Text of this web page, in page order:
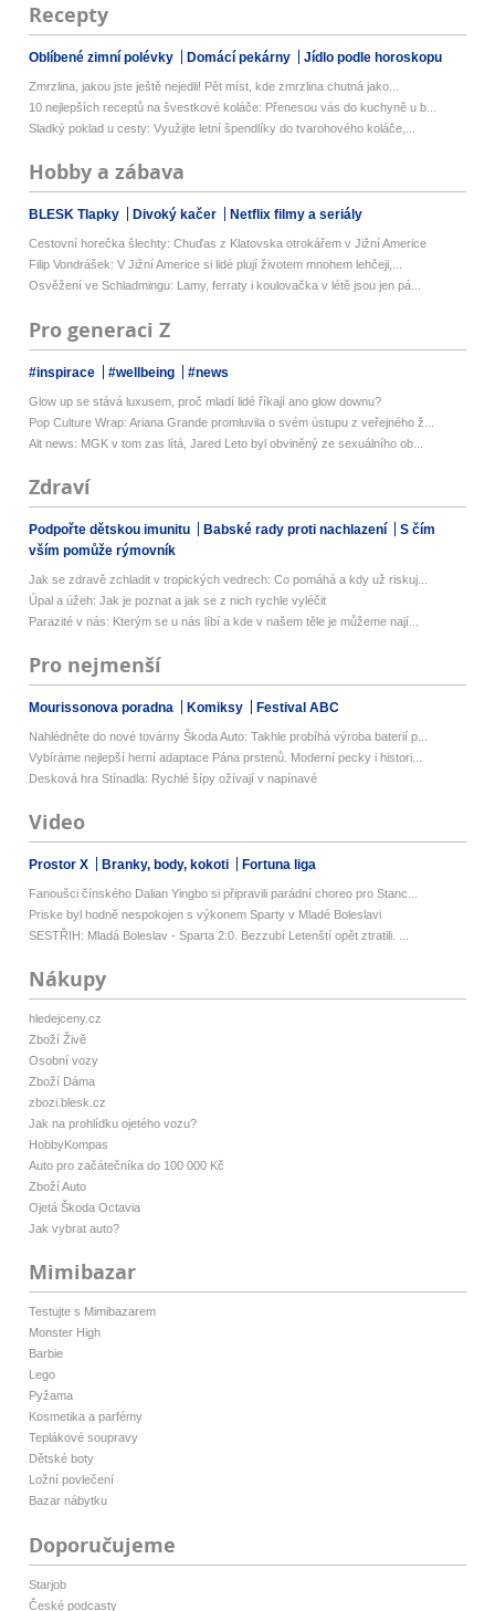
Recepty
Oblíbené zimní polévky Domácí pekárny Jídlo podle horoskopu
Zmrzlina, jakou jste ještě nejedli! Pět míst, kde zmrzlina chutná jako...
10 nejlepších receptů na švestkové koláče: Přenesou vás do kuchyně u b...
Sladký poklad u cesty: Využijte letní špendlíky do tvarohového koláče,...
Hobby a zábava
BLESK Tlapky Divoký kačer Netflix filmy a seriály
Cestovní horečka šlechty: Chuďas z Klatovska otrokářem v Jižní Americe
Filip Vondrášek: V Jižní Americe si lidé plují životem mnohem lehčeji,...
Osvěžení ve Schladmingu: Lamy, ferraty i koulovačka v létě jsou jen pá...
Pro generaci Z
#inspirace #wellbeing #news
Glow up se stává luxusem, proč mladí lidé říkají ano glow downu?
Pop Culture Wrap: Ariana Grande promluvila o svém ústupu z veřejného ž...
Alt news: MGK v tom zas lítá, Jared Leto byl obviněný ze sexuálního ob...
Zdraví
Podpořte dětskou imunitu Babské rady proti nachlazení
S čím
vším pomůže rýmovník
Jak se zdravě zchladit v tropických vedrech: Co pomáhá a kdy už riskuj...
Úpal a úžeh: Jak je poznat a jak se z nich rychle vyléčit
Parazité v nás: Kterým se u nás líbí a kde v našem těle je můžeme nají...
Pro nejmenší
Mourissonova poradna Komiksy Festival ABC
Nahlédněte do nové továrny Škoda Auto: Takhle probíhá výroba baterií p...
Vybíráme nejlepší herní adaptace Pána prstenů. Moderní pecky i histori...
Desková hra Stínadla: Rychlé šípy ožívají v napínavé
Video
Prostor X Branky, body, kokoti Fortuna liga
Fanoušci čínského Dalian Yingbo si připravili parádní choreo pro Stanc...
Priske byl hodně nespokojen s výkonem Sparty v Mladé Boleslavi
SESTŘIH: Mladá Boleslav - Sparta 2:0. Bezzubí Letenští opět ztratili. ...
Nákupy
hledejceny.cz
Zboží Živě
Osobní vozy
Zboží Dáma
zbozi.blesk.cz
Jak na prohlídku ojetého vozu?
HobbyKompas
Auto pro začátečníka do 100 000 Kč
Zboží Auto
Ojetá Škoda Octavia
Jak vybrat auto?
Mimibazar
Testujte s Mimibazarem
Monster High
Barbie
Lego
Pyžama
Kosmetika a parfémy
Teplákové soupravy
Dětské boty
Ložní povlečení
Bazar nábytku
Doporučujeme
Starjob
České podcasty